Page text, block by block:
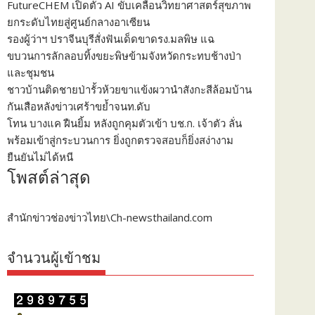
FutureCHEM เปิดตัว AI ขับเคลื่อนวิทยาศาสตร์สุขภาพ
ยกระดับไทยสู่ศูนย์กลางอาเซียน
รองผู้ว่าฯ ปราจีนบุรีสั่งฟันเด็ดขาดรง.มลพิษ แฉ
ขบวนการลักลอบทิ้งขยะพิษข้ามจังหวัดกระทบช้างป่า
และชุมชน
ชาวบ้านติดชายป่ารั้วห้วยขาแข้งผวานำสังกะสีล้อมบ้าน
กันเสือหลังข่าวเศร้าขย้ำจนท.ดับ
โทน บางแค ฝืนยิ้ม หลังถูกคุมตัวเข้า บช.ก. เจ้าตัว ลั่น
พร้อมเข้าสู่กระบวนการ ยิ่งถูกตรวจสอบก็ยิ่งสง่างาม
ยืนยันไม่ได้หนี
โพสต์ล่าสุด
สำนักข่าวช่องข่าวไทย\Ch-newsthailand.com
จำนวนผู้เข้าชม